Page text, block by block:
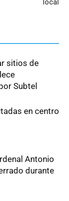
local
sitios de
Subtel
en centro
Antonio
durante